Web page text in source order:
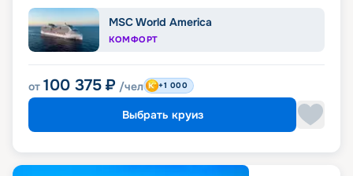
MSC World America
КОМФОРТ
от 100 375 ₽ /чел +1 000
Выбрать круиз